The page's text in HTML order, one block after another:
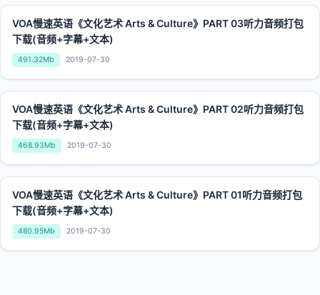
VOA慢速英语《文化艺术 Arts & Culture》PART 03听力音频打包
下载(音频+字幕+文本)
491.32Mb 2019-07-30
VOA慢速英语《文化艺术 Arts & Culture》PART 02听力音频打包
下载(音频+字幕+文本)
468.93Mb 2019-07-30
VOA慢速英语《文化艺术 Arts & Culture》PART 01听力音频打包
下载(音频+字幕+文本)
480.95Mb 2019-07-30